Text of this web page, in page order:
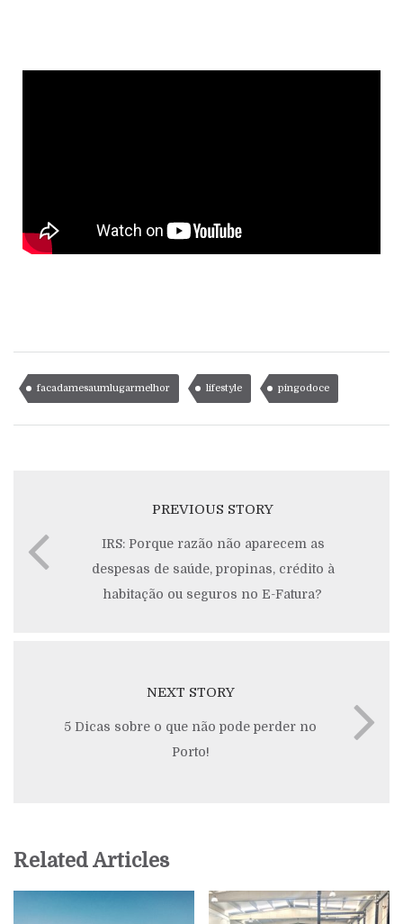
facadamesaumlugarmelhor lifestyle pingodoce
PREVIOUS STORY
IRS: Porque razão não aparecem as
despesas de saúde, propinas, crédito à
habitação ou seguros no E-Fatura?
NEXT STORY
5 Dicas sobre o que não pode perder no
Porto!
Related Articles